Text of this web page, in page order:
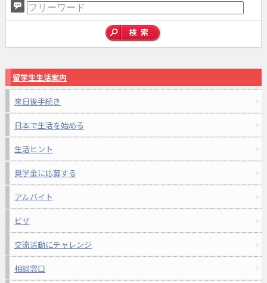
留学生生活案内
来日後手続き
日本で生活を始める
生活ヒント
奨学金に応募する
アルバイト
ビザ
交流活動にチャレンジ
相談窓口